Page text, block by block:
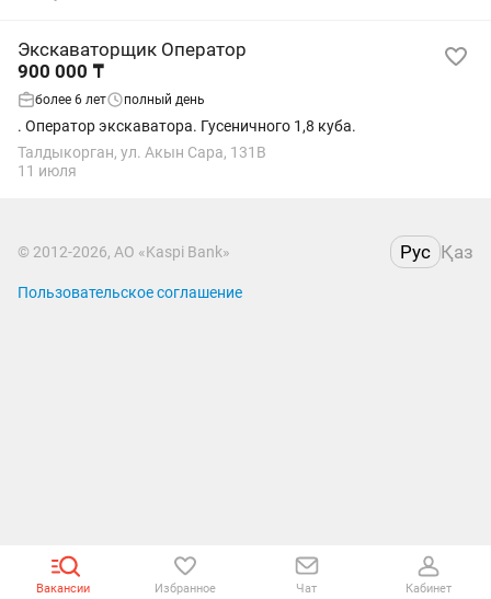
Экскаваторщик Оператор
900 000 ₸
более 6 лет полный день
. Оператор экскаватора. Гусеничного 1,8 куба.
Талдыкорган, ул. Акын Сара, 131В
11 июля
© 2012-2026, АО «Kaspi Bank» Рус Қаз
Пользовательское соглашение
Вакансии Избранное Чат Кабинет